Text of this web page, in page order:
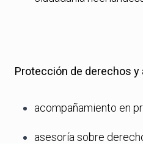
Protección de derechos y
acompañamiento en
asesoría sobre